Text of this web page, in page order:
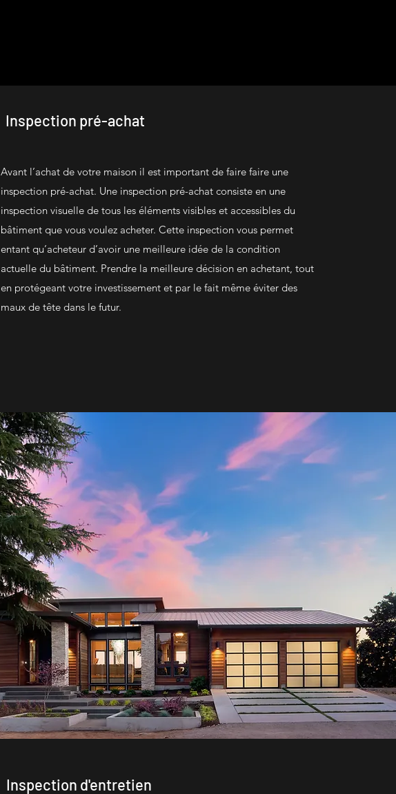
Inspection d'entretien
Inspection pré-achat
Avant l’achat de votre maison il est important de faire faire une
inspection pré-achat. Une inspection pré-achat consiste en une
inspection visuelle de tous les éléments visibles et accessibles du
bâtiment que vous voulez acheter. Cette inspection vous permet
entant qu’acheteur d’avoir une meilleure idée de la condition
actuelle du bâtiment. Prendre la meilleure décision en achetant, tout
en protégeant votre investissement et par le fait même éviter des
maux de tête dans le futur.